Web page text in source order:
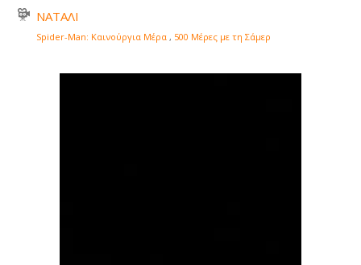
ΝΑΤΑΛΙ
Spider-Man: Καινούργια Μέρα , 500 Μέρες με τη Σάμερ